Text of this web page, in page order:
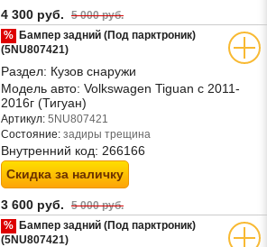
4 300 руб. 5 000 руб.
% Бампер задний (Под парктроник)
(5NU807421)
Раздел: Кузов снаружи
Модель авто: Volkswagen Tiguan с 2011-
2016г (Тигуан)
Артикул: 5NU807421
Состояние: задиры трещина
Внутренний код: 266166
Скидка за наличку
3 600 руб. 5 000 руб.
% Бампер задний (Под парктроник)
(5NU807421)